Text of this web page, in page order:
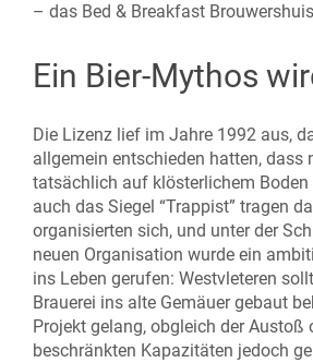
– das Bed & Breakfast
Ein Bier-Mythos
Die Lizenz lief im Jahre 1992 aus,
allgemein entschieden hatten, dass
tatsächlich auf klösterlichem Boden
auch das Siegel “Trappist” tragen
organisierten sich, und unter der
neuen Organisation wurde ein
ins Leben gerufen: Westvleteren
Brauerei ins alte Gemäuer gebaut
Projekt gelang, obgleich der Austoß
beschränkten Kapazitäten jedoch